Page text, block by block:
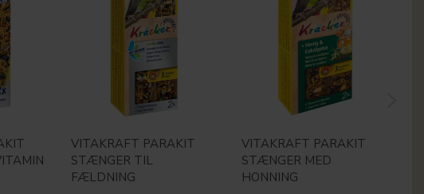
VITAKRAFT PARAKIT
STÆNGER TIL
FÆLDNING
VITAKRAFT PARAKIT
STÆNGER MED
HONNING